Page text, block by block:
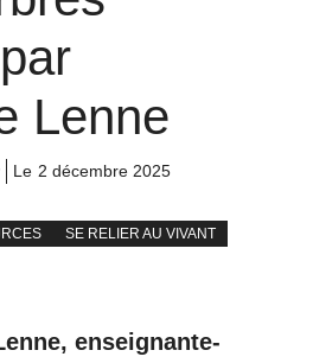
Lenne
Le 2 décembre 2025
SE RELIER AU VIVANT
enseignante-